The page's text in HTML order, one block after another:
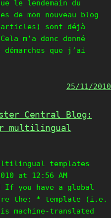
le lendemain du
de mon nouveau blog
articles) sont déjà
m’a donc donné
que j’ai
25/11/2010
Central Blog:
multilingual
templates
at 12:56 AM
If you have a global
the: * template (i.e.
machine-translated